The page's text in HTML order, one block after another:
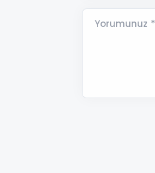
Yorumunuz *